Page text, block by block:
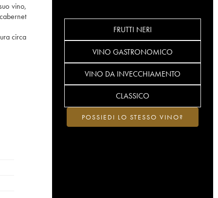
vino,
circa
FRUTTI NERI
VINO GASTRONOMICO
VINO DA INVECCHIAMENTO
CLASSICO
POSSIEDI LO STESSO VINO?